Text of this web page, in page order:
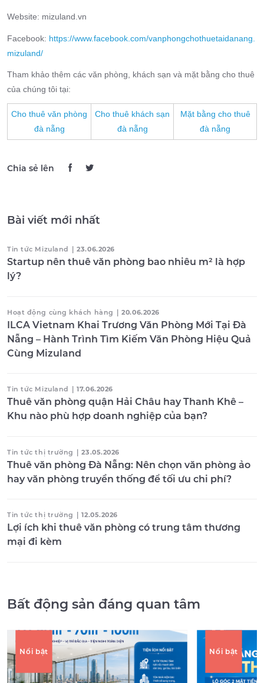
Website: mizuland.vn
Facebook: https://www.facebook.com/vanphongchothuetaidanang.
mizuland/
Tham khảo thêm các văn phòng, khách sạn và mặt bằng cho thuê
của chúng tôi tại:
Cho thuê văn phòng
đà nẵng
Cho thuê khách sạn
đà nẵng
Mặt bằng cho thuê
đà nẵng
Chia sẻ lên
Bài viết mới nhất
Tin tức Mizuland 23.06.2026
Startup nên thuê văn phòng bao nhiêu m² là hợp
lý?
Hoạt động cùng khách hàng | 20.06.2026
ILCA Vietnam Khai Trương Văn Phòng Mới Tại Đà
Nẵng – Hành Trình Tìm Kiếm Văn Phòng Hiệu Quả
Cùng Mizuland
Tin tức Mizuland 17.06.2026
Thuê văn phòng quận Hải Châu hay Thanh Khê –
Khu nào phù hợp doanh nghiệp của bạn?
Tin tức thị trường | 23.05.2026
Thuê văn phòng Đà Nẵng: Nên chọn văn phòng ảo
hay văn phòng truyền thống để tối ưu chi phí?
Tin tức thị trường 12.05.2026
Lợi ích khi thuê văn phòng có trung tâm thương
mại đi kèm
Bất động sản đáng quan tâm
Nổi bật Nổi bật